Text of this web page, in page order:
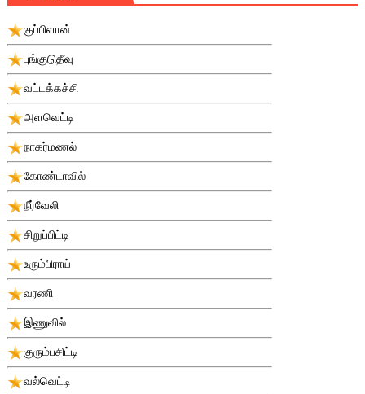
குப்பிளான்
புங்குடுதீவு
வட்டக்கச்சி
அளவெட்டி
நாகர்மணல்
கோண்டாவில்
நீர்வேலி
சிறுப்பிட்டி
உரும்பிராய்
வரணி
இணுவில்
குரும்பசிட்டி
வல்வெட்டி